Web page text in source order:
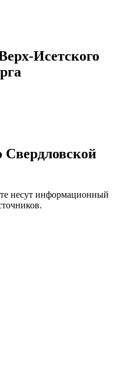
Исетского
несут информационный